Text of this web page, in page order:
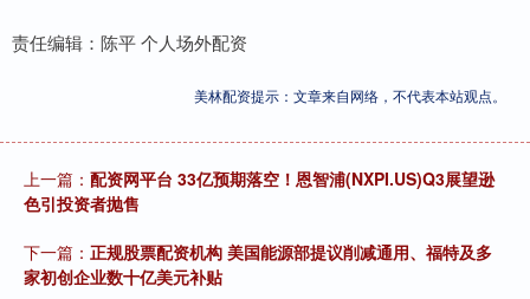
责任编辑：陈平 个人场外配资
美林配资提示：文章来自网络，不代表本站观点。
上一篇： 配资网平台 33亿预期落空！恩智浦(NXPI.US)Q3展望逊
色引投资者抛售
下一篇： 正规股票配资机构 美国能源部提议削减通用、福特及多
家初创企业数十亿美元补贴